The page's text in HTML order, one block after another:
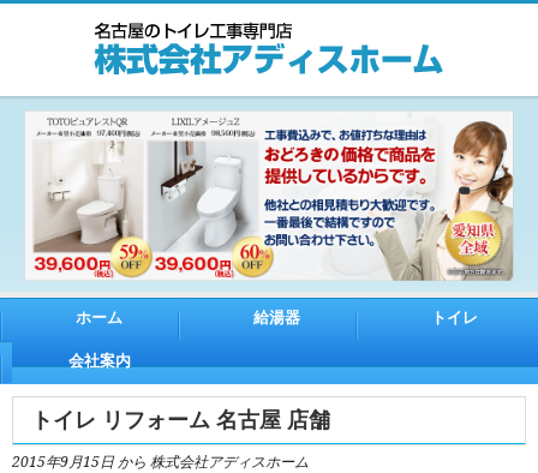
ホーム 給湯器 トイレ
会社案内
トイレ リフォーム 名古屋 店舗
2015年9月15日 から 株式会社アディスホーム